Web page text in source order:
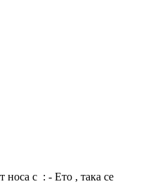
носа с : - Ето , така се